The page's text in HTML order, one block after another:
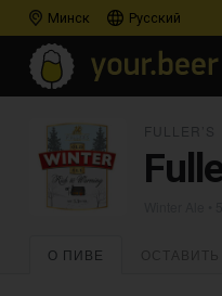
Минск Русский
О ПИВЕ